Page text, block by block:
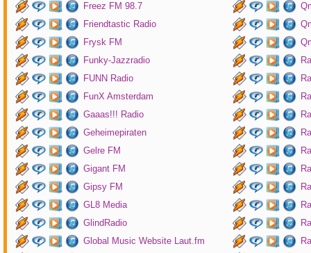
Freez FM 98.7
Friendtastic Radio
Frysk FM
Funky-Jazzradio
FUNN Radio
FunX Amsterdam
Gaaas!!! Radio
Geheimepiraten
Gelre FM
Gigant FM
Gipsy FM
GL8 Media
GlindRadio
Global Music Website Laut.fm